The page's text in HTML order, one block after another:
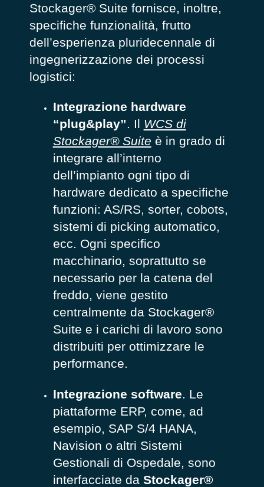
Stockager® Suite fornisce, inoltre,
specifiche funzionalità, frutto
dell’esperienza pluridecennale di
ingegnerizzazione dei processi
logistici:
Integrazione hardware
“plug&play”. Il WCS di
Stockager® Suite è in grado di
integrare all’interno
dell’impianto ogni tipo di
hardware dedicato a specifiche
funzioni: AS/RS, sorter, cobots,
sistemi di picking automatico,
ecc. Ogni specifico
macchinario, soprattutto se
necessario per la catena del
freddo, viene gestito
centralmente da Stockager®
Suite e i carichi di lavoro sono
distribuiti per ottimizzare le
performance.
Integrazione software . Le
piattaforme ERP, come, ad
esempio, SAP S/4 HANA,
Navision o altri Sistemi
Gestionali di Ospedale, sono
interfacciate da Stockager®